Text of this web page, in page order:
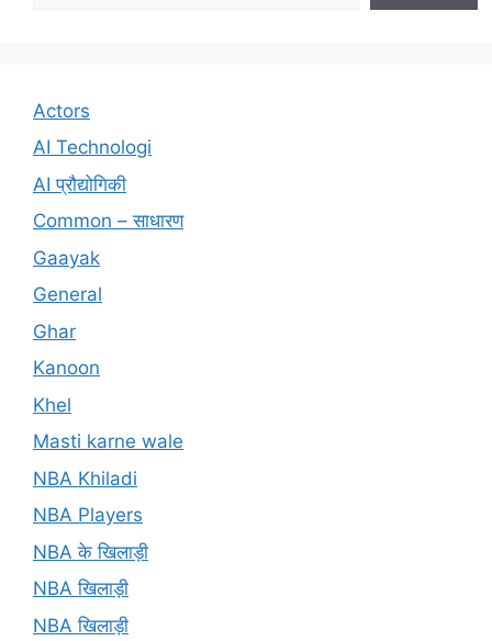
Actors
AI Technologi
AI प्रौद्योगिकी
Common – साधारण
Gaayak
General
Ghar
Kanoon
Khel
Masti karne wale
NBA Khiladi
NBA Players
NBA के खिलाड़ी
NBA खिलाड़ी
NBA खिलाड़ी